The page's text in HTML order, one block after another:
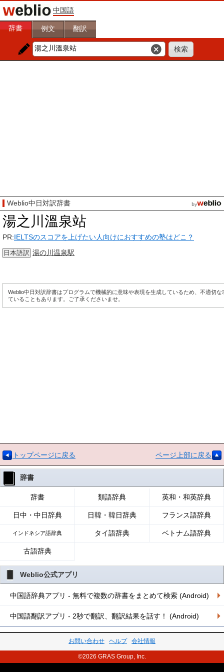
中国語
辞書 例文 翻訳
Weblio中日対訳辞書
湯之川溫泉站
PR:IELTSのスコアを上げたい人向けにおすすめの塾はどこ？
日本語訳 湯の川温泉駅
Weblio中日対訳辞書はプログラムで機械的に意味や表現を生成しているため、不適切な
ていることもあります。ご了承くださいませ。
トップページに戻る ページ上部に戻る
辞書
辞書 類語辞典 英和・和英辞典
日中・中日辞典 日韓・韓日辞典 フランス語辞典
インドネシア語辞典 タイ語辞典 ベトナム語辞典
古語辞典
Weblio公式アプリ
中国語辞典アプリ - 無料で複数の辞書をまとめて検索 (Android)
中国語翻訳アプリ - 2秒で翻訳、翻訳結果を話す！ (Android)
お問い合わせ ヘルプ 会社情報
©2026 GRAS Group, Inc.